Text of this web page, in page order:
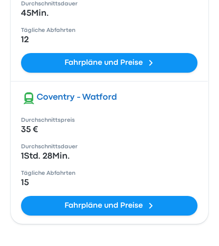
Durchschnittsdauer
45Min.
Tägliche Abfahrten
12
Fahrpläne und Preise
Coventry - Watford
Durchschnittspreis
35 €
Durchschnittsdauer
1Std. 28Min.
Tägliche Abfahrten
15
Fahrpläne und Preise